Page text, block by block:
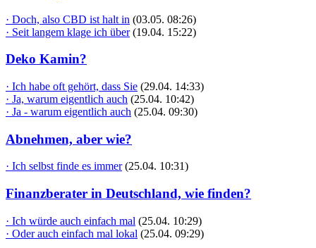
· Doch, also CBD ist halt in (03.05. 08:26)
· Seit langem klage ich über (19.04. 15:22)
Deko Kamin?
· Ich habe oft gehört, dass Sie (29.04. 14:33)
· Ja, warum eigentlich auch (25.04. 10:42)
· Ja - warum eigentlich auch (25.04. 09:30)
Abnehmen, aber wie?
· Ich selbst finde es immer (25.04. 10:31)
Finanzberater in Deutschland, wie finden?
· Ich würde auch einfach mal (25.04. 10:29)
· Oder auch einfach mal lokal (25.04. 09:29)